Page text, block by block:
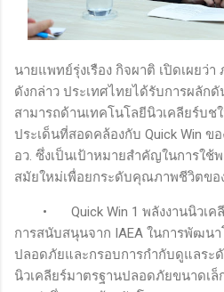
นายแพทย์รุ่งเรือง กิจผาติ เปิดเผยว่
ดังกล่าว ประเทศไทยได้รับการผลัก
สามารถด้านเทคโนโลยีนิวเคลียร์บช
ประเด็นที่สอดคล้องกับ Quick Win ข
อว. ซึ่งเป็นเป้าหมายสำคัญในการใช้
สมัยใหม่เพื่อยกระดับคุณภาพชีวิตขอ
•
Quick Win 1 พลังงานนิวเ
การสนับสนุนจาก IAEA ในการพัฒน
ปลอดภัยและกรอบการกำกับดูแลระ
นิวเคลียร์มาตรฐานปลอดภัยขนาดเล็